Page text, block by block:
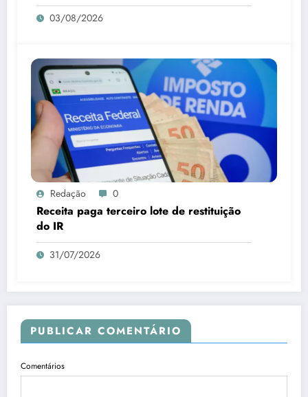
03/08/2026
Redação 0
Receita paga terceiro lote de restituição
do IR
31/07/2026
PUBLICAR COMENTÁRIO
Comentários